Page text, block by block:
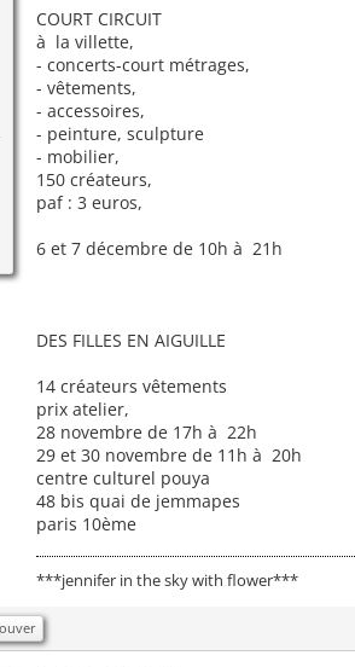
COURT CIRCUIT
à la villette,
- concerts-court métrages,
- vêtements,
- accessoires,
- peinture, sculpture
- mobilier,
150 créateurs,
paf : 3 euros,
6 et 7 décembre de 10h à 21h
DES FILLES EN AIGUILLE
14 créateurs vêtements
prix atelier,
28 novembre de 17h à 22h
29 et 30 novembre de 11h à 20h
centre culturel pouya
48 bis quai de jemmapes
paris 10ème
***jennifer in the sky with flower***